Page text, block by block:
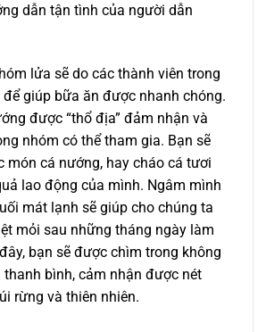
dẫn tận tình của người dẫn
lửa sẽ do các thành viên trong
giúp bữa ăn được nhanh chóng.
được “thổ địa” đảm nhận và
nhóm có thể tham gia. Bạn sẽ
món cá nướng, hay cháo cá tươi
lao động của mình. Ngâm mình
mát lạnh sẽ giúp cho chúng ta
mỏi sau những tháng ngày làm
bạn sẽ được chìm trong không
thanh bình, cảm nhận được nét
rừng và thiên nhiên.